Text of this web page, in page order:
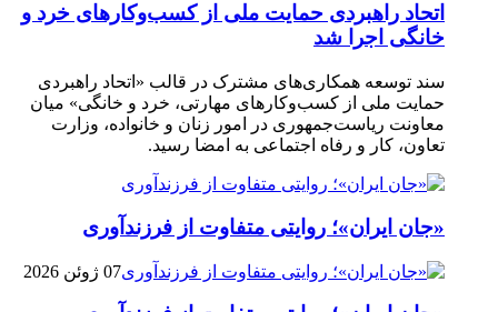
اتحاد راهبردی حمایت ملی از کسب‌وکارهای خرد و
خانگی اجرا شد
سند توسعه همکاری‌های مشترک در قالب «اتحاد راهبردی
حمایت ملی از کسب‌وکارهای مهارتی، خرد و خانگی» میان
معاونت ریاست‌جمهوری در امور زنان و خانواده، وزارت
تعاون، کار و رفاه اجتماعی به امضا رسید.
«جان ایران»؛ روایتی متفاوت از فرزندآوری
07 ژوئن 2026